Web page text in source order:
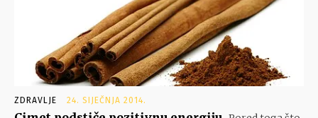
ZDRAVLJE 24. SIJEČNJA 2014.